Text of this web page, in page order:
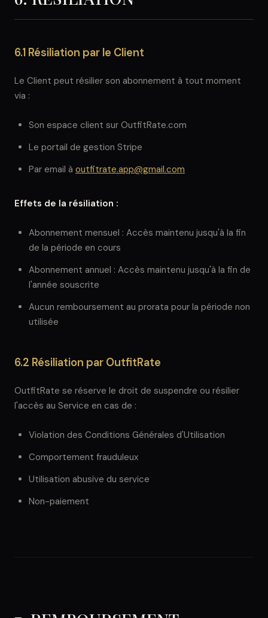
6.1 Résiliation par le Client
Le Client peut résilier son abonnement à tout moment
via :
Son espace client sur OutfitRate.com
Le portail de gestion Stripe
Par email à outfitrate.app@gmail.com
Effets de la résiliation :
Abonnement mensuel : Accès maintenu jusqu'à la fin
de la période en cours
Abonnement annuel : Accès maintenu jusqu'à la fin de
l'année souscrite
Aucun remboursement au prorata pour la période non
utilisée
6.2 Résiliation par OutfitRate
OutfitRate se réserve le droit de suspendre ou résilier
l'accès au Service en cas de :
Violation des Conditions Générales d'Utilisation
Comportement frauduleux
Utilisation abusive du service
Non-paiement